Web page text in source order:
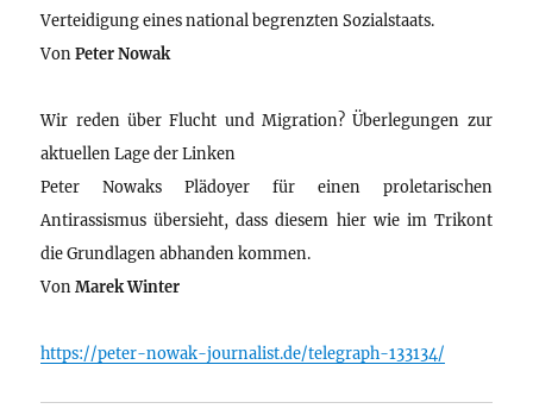
Verteidigung eines national begrenzten Sozialstaats.
VonPeter Nowak
Wir reden über Flucht und Migration? Überlegungen zur
aktuellen Lage der Linken
Peter Nowaks Plädoyer für einen proletarischen
Antirassismus übersieht, dass diesem hier wie im Trikont
die Grundlagen abhanden kommen.
VonMarek Winter
https://peter-nowak-journalist.de/telegraph-133134/